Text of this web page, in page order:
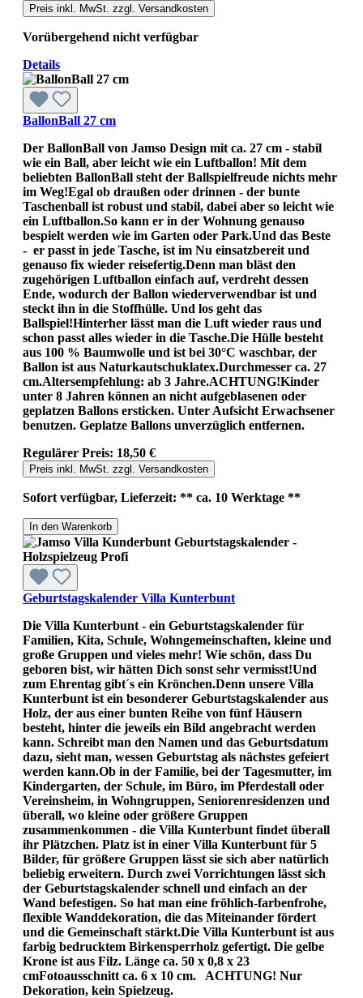
Preis inkl. MwSt. zzgl. Versandkosten
Vorübergehend nicht verfügbar
Details
BallonBall 27 cm
Der BallonBall von Jamso Design mit ca. 27 cm - stabil
wie ein Ball, aber leicht wie ein Luftballon! Mit dem
beliebten BallonBall steht der Ballspielfreude nichts mehr
im Weg!Egal ob draußen oder drinnen - der bunte
Taschenball ist robust und stabil, dabei aber so leicht wie
ein Luftballon.So kann er in der Wohnung genauso
bespielt werden wie im Garten oder Park.Und das Beste
- er passt in jede Tasche, ist im Nu einsatzbereit und
genauso fix wieder reisefertig.Denn man bläst den
zugehörigen Luftballon einfach auf, verdreht dessen
Ende, wodurch der Ballon wiederverwendbar ist und
steckt ihn in die Stoffhülle. Und los geht das
Ballspiel!Hinterher lässt man die Luft wieder raus und
schon passt alles wieder in die Tasche.Die Hülle besteht
aus 100 % Baumwolle und ist bei 30°C waschbar, der
Ballon ist aus Naturkautschuklatex.Durchmesser ca. 27
cm.Altersempfehlung: ab 3 Jahre.ACHTUNG!Kinder
unter 8 Jahren können an nicht aufgeblasenen oder
geplatzen Ballons ersticken. Unter Aufsicht Erwachsener
benutzen. Geplatze Ballons unverzüglich entfernen.
Regulärer Preis: 18,50 €
Preis inkl. MwSt. zzgl. Versandkosten
Sofort verfügbar, Lieferzeit: ** ca. 10 Werktage **
In den Warenkorb
Geburtstagskalender Villa Kunterbunt
Die Villa Kunterbunt - ein Geburtstagskalender für
Familien, Kita, Schule, Wohngemeinschaften, kleine und
große Gruppen und vieles mehr! Wie schön, dass Du
geboren bist, wir hätten Dich sonst sehr vermisst!Und
zum Ehrentag gibt´s ein Krönchen.Denn unsere Villa
Kunterbunt ist ein besonderer Geburtstagskalender aus
Holz, der aus einer bunten Reihe von fünf Häusern
besteht, hinter die jeweils ein Bild angebracht werden
kann. Schreibt man den Namen und das Geburtsdatum
dazu, sieht man, wessen Geburtstag als nächstes gefeiert
werden kann.Ob in der Familie, bei der Tagesmutter, im
Kindergarten, der Schule, im Büro, im Pferdestall oder
Vereinsheim, in Wohngruppen, Seniorenresidenzen und
überall, wo kleine oder größere Gruppen
zusammenkommen - die Villa Kunterbunt findet überall
ihr Plätzchen. Platz ist in einer Villa Kunterbunt für 5
Bilder, für größere Gruppen lässt sie sich aber natürlich
beliebig erweitern. Durch zwei Vorrichtungen lässt sich
der Geburtstagskalender schnell und einfach an der
Wand befestigen. So hat man eine fröhlich-farbenfrohe,
flexible Wanddekoration, die das Miteinander fördert
und die Gemeinschaft stärkt.Die Villa Kunterbunt ist aus
farbig bedrucktem Birkensperrholz gefertigt. Die gelbe
Krone ist aus Filz. Länge ca. 50 x 0,8 x 23
cmFotoausschnitt ca. 6 x 10 cm. ACHTUNG! Nur
Dekoration, kein Spielzeug.